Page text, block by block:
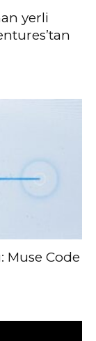
yerli
Muse Code